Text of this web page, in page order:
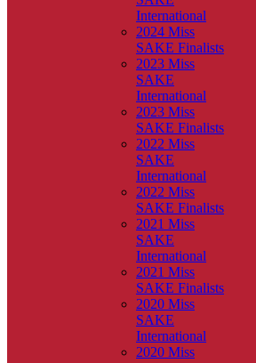
International
2024 Miss
SAKE Finalists
2023 Miss
SAKE
International
2023 Miss
SAKE Finalists
2022 Miss
SAKE
International
2022 Miss
SAKE Finalists
2021 Miss
SAKE
International
2021 Miss
SAKE Finalists
2020 Miss
SAKE
International
2020 Miss